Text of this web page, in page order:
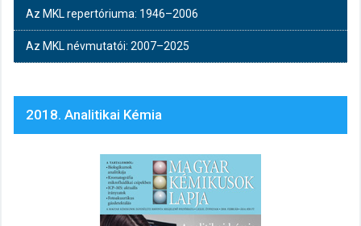
Az MKL repertóriuma: 1946–2006
Az MKL névmutatói: 2007–2025
2018. Analitikai Kémia